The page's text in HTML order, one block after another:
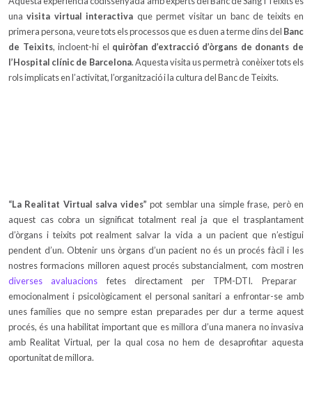
unavisita virtual interactiva que permet visitar un banc de teixits en
primera persona, veure tots els processos que es duen a terme dins del Banc
de Teixits, incloent-hi el quiròfan d’extracció d’òrgans de donants de
l’Hospital clínic de Barcelona. Aquesta visita us permetrà conèixer tots els
rols implicats en l’activitat, l’organització i la cultura del Banc de Teixits.
“La Realitat Virtual salva vides” pot semblar una simple frase, però en
aquest cas cobra un significat totalment real ja que el trasplantament
d’òrgans i teixits pot realment salvar la vida a un pacient que n’estigui
pendent d’un. Obtenir uns òrgans d’un pacient no és un procés fàcil i les
nostres formacions milloren aquest procés substancialment, com mostren
diverses avaluacionsfetes directament per TPM-DTI. Preparar
emocionalment i psicològicament el personal sanitari a enfrontar-se amb
unes famílies que no sempre estan preparades per dur a terme aquest
procés, és una habilitat important que es millora d’una manera no invasiva
amb Realitat Virtual, per la qual cosa no hem de desaprofitar aquesta
oportunitat de millora.